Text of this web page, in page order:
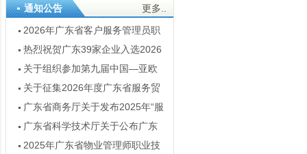
通知公告 更多..
2026年广东省客户服务管理员职
业技能竞赛通知
热烈祝贺广东39家企业入选2026
数字服务暨服务外包领军企业
关于组织参加第九届中国—亚欧
博览会广东经贸代表团的通知
关于征集2026年度广东省服务贸
易创新案例的通知
广东省商务厅关于发布2025年“服
贸全球”重点展会目录的通知
广东省科学技术厅关于公布广东
省2025年技术先进型服务企业名单
2025年广东省物业管理师职业技